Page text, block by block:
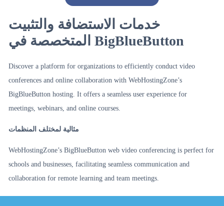
Alternative:
خدمات الاستضافة والتثبيت
المتخصصة في BigBlueButton
Discover a platform for organizations to efficiently conduct video
conferences and online collaboration with WebHostingZone’s
BigBlueButton hosting. It offers a seamless user experience for
meetings, webinars, and online courses.
مثالية لمختلف المنظمات
WebHostingZone’s BigBlueButton web video conferencing is perfect for
schools and businesses, facilitating seamless communication and
collaboration for remote learning and team meetings.